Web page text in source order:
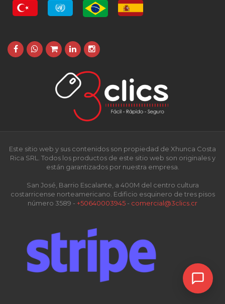
Este sitio web y sus contenidos son propiedad de Xhunca Costa
Rica SRL. Todos los productos de este sitio web son originales y
están garantizados por nuestra empresa.
San José, Barrio Escalante, a 400M del centro cultura
costarricense norteamericano. Edificio esquinero de tres pisos
número 3589 - +50640003945 - comercial@3clics.cr